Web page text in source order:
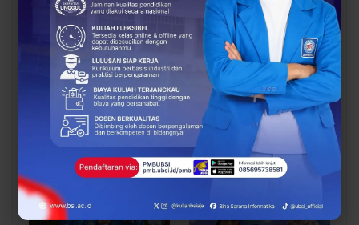
Audit Mutu Internal
Perkuat Kualitas Prodi
Sistem Informasi
Akuntansi UBSI
Pontianak
228 Mahasiswa Resmi
Diberangkatkan, BSI
Explore 2026 Siap
Menginspirasi dan
Membangun…
BERITA